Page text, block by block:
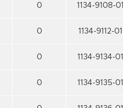
0 1134-9108-01
0 1134-9112-01
0 1134-9134-01
0 1134-9135-01